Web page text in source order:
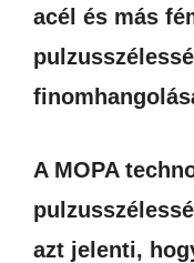
acél és más
A MOPA
azt jelenti,